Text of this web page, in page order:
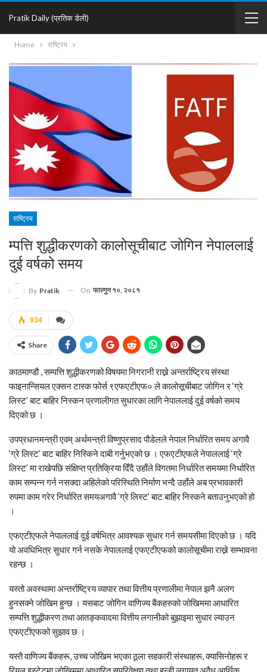
Pratik Daily (प्रतिक डेली)
Home राष्ट्रिय
राष्ट्रिय
म्पत्ति शुद्धीकरणको कालोसूचीबाट जोगिन नेपाललाई
दुई वर्षको समय
By Pratik On फाल्गुन १०, २०८१
934
Share
काठमाण्डौ , सम्पत्ति शुद्धीकरणको विषयमा निगरानी राख्ने अन्तर्राष्ट्रिय संस्था
फाइनान्सियल एक्सन टास्क फोर्स ९एफएटीएफ० ले कालोसूचीबाट जोगिन र ‘ग्रे
लिस्ट’ बाट बाहिर निस्कन प्रणालीगत सुधारका लागि नेपाललाई दुई वर्षको समय
दिएको छ ।
उपप्रधानमन्त्री एवम् अर्थमन्त्री विष्णुप्रसाद पौडेलले नेपाल निर्धारित समय अगावै
‘ग्रे लिस्ट’ बाट बाहिर निस्किने दाबी गर्नुभएको छ । एफएटीएफले नेपाललाई ‘ग्रे
लिस्ट’ मा राखेपछि संक्षिप्त प्रतिक्रिया दिँदै उहाँले विगतमा निर्धारित समयमा निर्धारित
काम सम्पन्न गर्न नसक्दा अहिलेको परिस्थिति निर्माण भन्दै उहाँले अब प्रभावकारी
रुपमा काम गरेर निर्धारित समयअगावै ‘ग्रे लिस्ट’ बाट बाहिर निस्कने बताउनुभएको हो
।
एफएटीएफले नेपाललाई दुई वर्षभित्र आवश्यक सुधार गर्न समयसीमा दिएको छ । यदि
यो अवधिभित्र सुधार गर्न नसके नेपाललाई एफएटीएफको कालोसूचीमा राख्ने सम्भावना
रहन्छ ।
यस्तो अवस्थामा अन्तर्राष्ट्रिय व्यापार तथा वित्तीय प्रणालीमा नेपाल झनै अलग
हुनसक्ने जोखिम हुन्छ । यसबाट जोगिन वाणिज्य बैंकहरुको जोखिममा आधारित
सम्पत्ति शुद्धीकरण तथा आतङ्कवादमा वित्तीय लगानीको बुझाइमा सुधार ल्याउन
एफएटीएफको सुझाव छ ।
यस्तै वाणिज्य बैंकहरू, उच्च जोखिम भएका ठूला सहकारी संस्थाहरू, क्यासिनोहरू र